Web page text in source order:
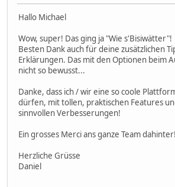
Hallo Michael
Wow, super! Das ging ja "Wie s'Bisiwätter"!
Besten Dank auch für deine zusätzlichen
Erklärungen. Das mit den Optionen beim
nicht so bewusst...
Danke, dass ich / wir eine so coole
dürfen, mit tollen, praktischen Features
sinnvollen Verbesserungen!
Ein grosses Merci ans ganze Team dahinter!
Herzliche Grüsse
Daniel